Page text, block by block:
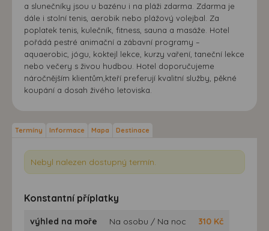
a slunečníky jsou u bazénu i na pláži zdarma. Zdarma je
dále i stolní tenis, aerobik nebo plážový volejbal. Za
poplatek tenis, kulečník, fitness, sauna a masáže. Hotel
pořádá pestré animační a zábavní programy –
aquaerobic, jógu, koktejl lekce, kurzy vaření, taneční lekce
nebo večery s živou hudbou. Hotel doporučujeme
náročnějším klientům,kteří preferují kvalitní služby, pěkné
koupání a dosah živého letoviska.
Termíny Informace Mapa Destinace
Nebyl nalezen dostupný termín.
Konstantní příplatky
výhled na moře Na osobu / Na noc 310 Kč